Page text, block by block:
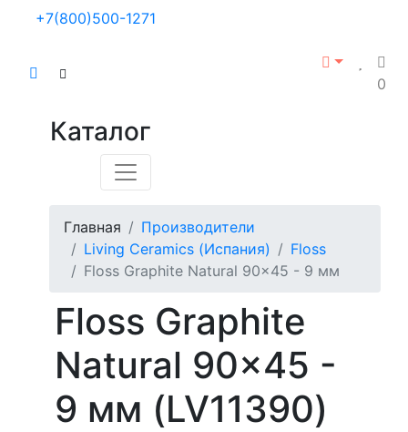
+7(800)500-1271
0
Каталог
Главная
Производители
Living Ceramics (Испания)
Floss
Floss Graphite Natural 90x45 - 9 мм
Floss Graphite
Natural 90x45 -
9 мм (LV11390)